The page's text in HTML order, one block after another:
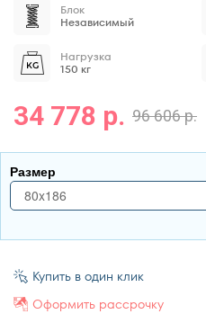
Блок
Независимый
Нагрузка
150 кг
96 606 р.
34 778 р.
Размер
80x186
80x186
80x190
80x195
Купить в один клик
Оформить рассрочку